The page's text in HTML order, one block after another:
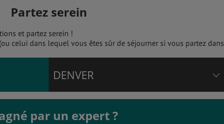
Partez serein
et partez serein !
celui dans lequel vous êtes sûr de séjourner si vous partez dans
DENVER
par un expert ?